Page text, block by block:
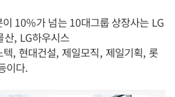
10%가 넘는10대그룹 상장사는 LG
산, LG하우시스
텍, 현대건설, 제일모직, 제일기획, 롯
이다.